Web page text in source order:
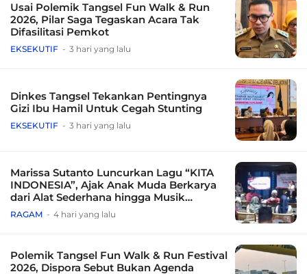
Usai Polemik Tangsel Fun Walk & Run
2026, Pilar Saga Tegaskan Acara Tak
Difasilitasi Pemkot
EKSEKUTIF 3 hari yang lalu
Dinkes Tangsel Tekankan Pentingnya
Gizi Ibu Hamil Untuk Cegah Stunting
EKSEKUTIF 3 hari yang lalu
Marissa Sutanto Luncurkan Lagu “KITA
INDONESIA”, Ajak Anak Muda Berkarya
dari Alat Sederhana hingga Musik
Tradisional
RAGAM 4 hari yang lalu
Polemik Tangsel Fun Walk & Run Festival
2026, Dispora Sebut Bukan Agenda